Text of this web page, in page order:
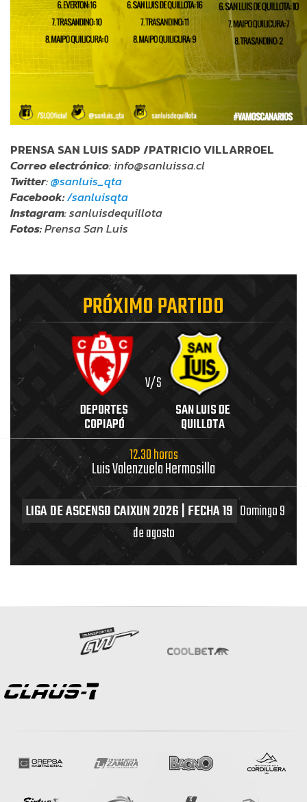
PRENSA SAN LUIS SADP /PATRICIO VILLARROEL
Correo electrónico: info@sanluissa.cl
Twitter:@sanluis_qta
Facebook:/sanluisqta
Instagram: sanluisdequillota
Fotos:Prensa San Luis
PRÓXIMO PARTIDO
DEPORTES
COPIAPÓ
V/S
SAN LUIS DE
QUILLOTA
12.30 horas
Luis Valenzuela Hermosilla
LIGA DE ASCENSO CAIXUN 2026 | FECHA 19 Domingo 9
de agosto